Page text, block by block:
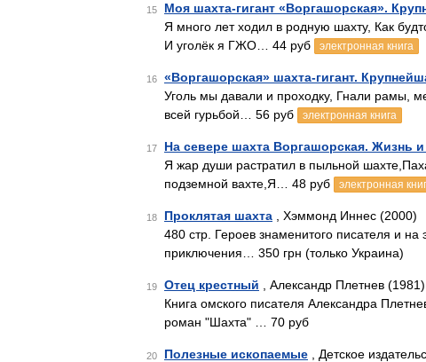
15 Моя шахта-гигант «Воргашорская».
Я много лет ходил в родную шахту, Как
И уголёк я ГЖО… 44 руб
электронная книга
16 «Воргашорская» шахта-гигант.
Уголь мы давали и проходку, Гнали рамы,
всей гурьбой… 56 руб
электронная книга
17 На севере шахта Воргашорская. Жизнь
Я жар души растратил в пыльной
подземной вахте,Я… 48 руб
электронная
18 Проклятая шахта , Хэммонд Иннес (2000)
480 стр. Героев знаменитого писателя и
приключения… 350 грн (только Украина)
19 Отец крестный , Александр Плетнев (1981)
Книга омского писателя Александра
роман "Шахта" … 70 руб
20 Полезные ископаемые , Детское